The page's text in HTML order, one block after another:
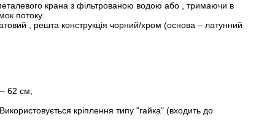
крана з фільтрованою водою або , тримаючи в
потоку.
, решта конструкція чорний/хром (основа – латунний
62 см;
кріплення типу "гайка" (входить до